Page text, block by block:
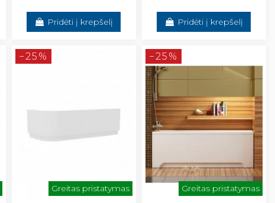
Pridėti į krepšelį Pridėti į krepšelį
−25%
Greitas pristatymas
−25%
Greitas pristatymas